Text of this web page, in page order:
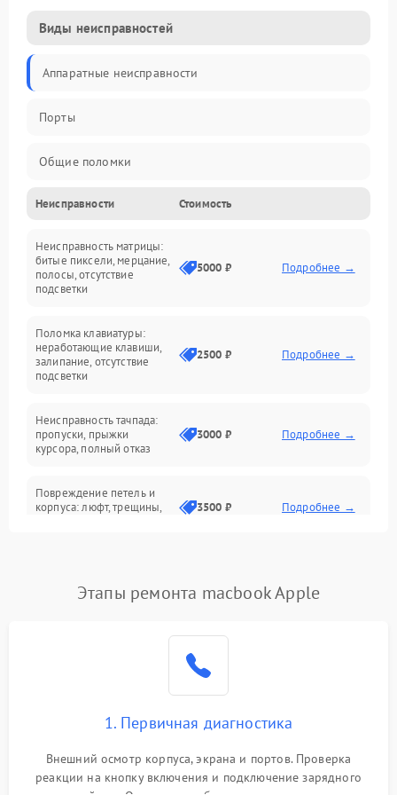
Виды неисправностей
Аппаратные неисправности
Порты
Общие поломки
Устройства
Программные ошибки
Электрические и системные сбои
Интерфейсные проблемы
Батарея
Сеть и интернет
Неисправности Стоимость
Неисправность матрицы:
битые пиксели, мерцание,
полосы, отсутствие
подсветки
5000 ₽ Подробнее →
Поломка клавиатуры:
неработающие клавиши,
залипание, отсутствие
подсветки
2500 ₽ Подробнее →
Неисправность тачпада:
пропуски, прыжки
курсора, полный отказ
3000 ₽ Подробнее →
Повреждение петель и
корпуса: люфт, трещины,
3500 ₽ Подробнее →
невозможность зарядки,
2500 ₽ Подробнее →
2000 ₽
Перегрев из‑за пыли,
неисправности кулера
Этапы ремонта macbook Apple
1. Первичная диагностика
Внешний осмотр корпуса, экрана и портов. Проверка
реакции на кнопку включения и подключение зарядного